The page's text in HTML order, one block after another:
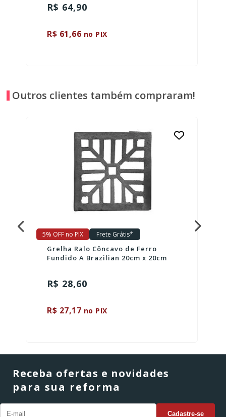
R$ 64,90
R$ 61,66 no PIX
Outros clientes também compraram!
5% OFF no PIX Frete Grátis*
Grelha Ralo Côncavo de Ferro
Fundido A Brazilian 20cm x 20cm
R$ 28,60
R$ 27,17 no PIX
Receba ofertas e novidades
para sua reforma